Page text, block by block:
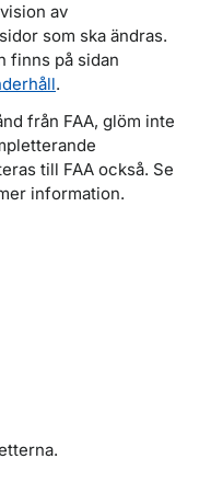
av
som ska ändras.
finns på sidan
.
från FAA, glöm inte
till FAA också. Se
information.